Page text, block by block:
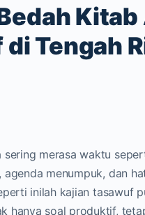
Tengah
merasa waktu
menumpuk, dan
inilah kajian tasawuf
hanya soal produktif,